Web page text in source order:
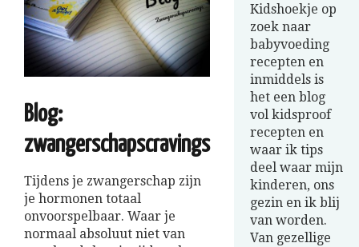
Blog:
zwangerschapscravings
Tijdens je zwangerschap zijn
je hormonen totaal
onvoorspelbaar. Waar je
normaal absoluut niet van
Kidshoekje op
zoek naar
babyvoeding
recepten en
inmiddels is
het een blog
vol kidsproof
recepten en
waar ik tips
deel waar mijn
kinderen, ons
gezin en ik blij
van worden.
Van gezellige